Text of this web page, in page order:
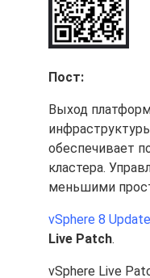
Пост:
Выход
обеспечивает
кластера.
меньшими
vSphere 8
Live Patch.
vSphere Live